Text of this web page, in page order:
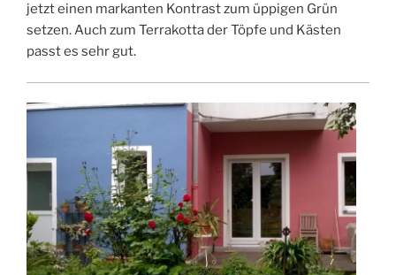
jetzt einen markanten Kontrast zum üppigen Grün
setzen. Auch zum Terrakotta der Töpfe und Kästen
passt es sehr gut.